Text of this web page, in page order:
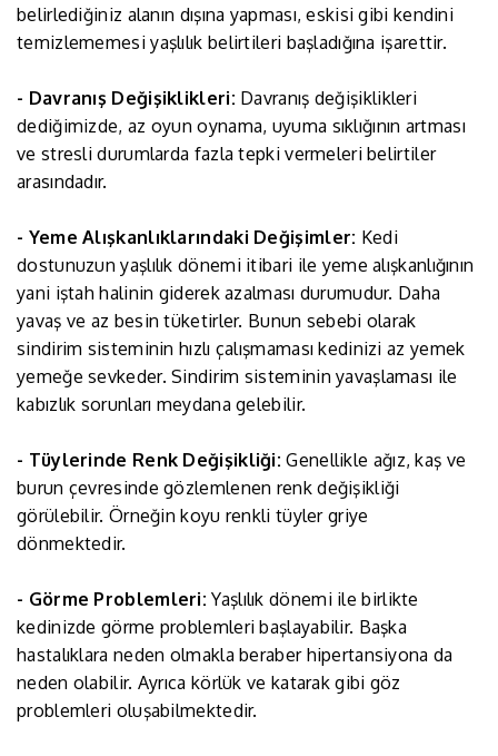
belirlediğiniz alanın dışına yapması, eskisi gibi kendini
temizlememesi yaşlılık belirtileri başladığına işarettir.
- Davranış Değişiklikleri: Davranış değişiklikleri
dediğimizde, az oyun oynama, uyuma sıklığının artması
ve stresli durumlarda fazla tepki vermeleri belirtiler
arasındadır.
- Yeme Alışkanlıklarındaki Değişimler: Kedi
dostunuzun yaşlılık dönemi itibari ile yeme alışkanlığının
yani iştah halinin giderek azalması durumudur. Daha
yavaş ve az besin tüketirler. Bunun sebebi olarak
sindirim sisteminin hızlı çalışmaması kedinizi az yemek
yemeğe sevkeder. Sindirim sisteminin yavaşlaması ile
kabızlık sorunları meydana gelebilir.
- Tüylerinde Renk Değişikliği:Genellikle ağız, kaş ve
burun çevresinde gözlemlenen renk değişikliği
görülebilir. Örneğin koyu renkli tüyler griye
dönmektedir.
- Görme Problemleri: Yaşlılık dönemi ile birlikte
kedinizde görme problemleri başlayabilir. Başka
hastalıklara neden olmakla beraber hipertansiyona da
neden olabilir. Ayrıca körlük ve katarak gibi göz
problemleri oluşabilmektedir.